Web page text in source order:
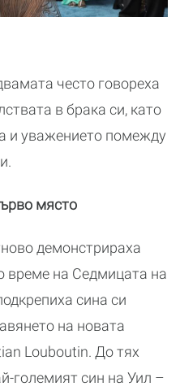
често говореха
в брака си, като
и уважението помежду
място
демонстрираха
време на Седмицата на
сина си
на новата
Louboutin. До тях
големият син на Уил –